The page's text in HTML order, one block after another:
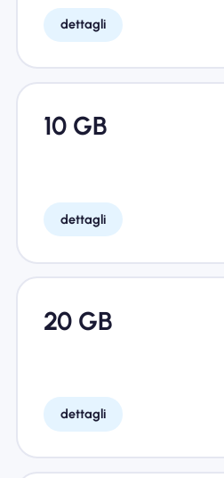
dettagli
10 GB
dettagli
20 GB
dettagli